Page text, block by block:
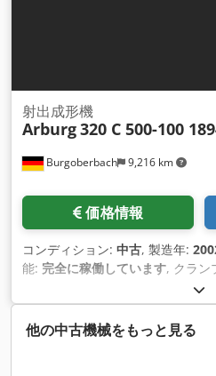
Burgoberbach 9,216 km
射出成形機
Arburg320 C 500-100
価格情報
コンディション: 中古, 製造年:
能: 完全に稼働しています, クラン
, Arburg 320 C
たします。 機械は良好な状態で
す。 技術仕様： 製造年：2002年
間 型締力：500 kN 型締力：35
リア間隔：320 x 320 mm プレ
他の中古機械をもっと見る